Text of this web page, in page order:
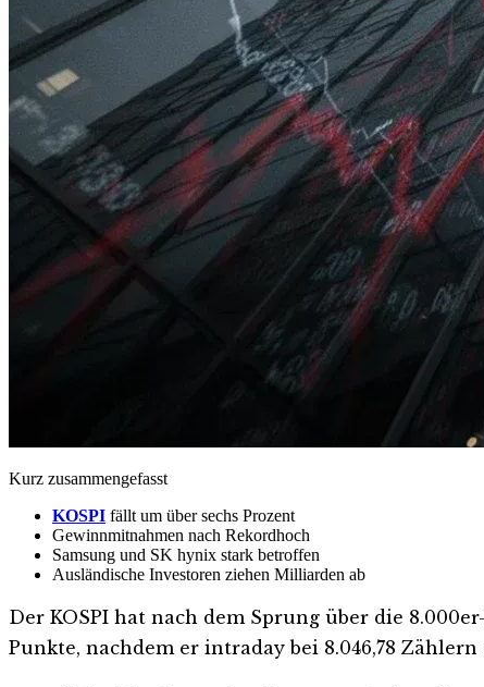
Kurz zusammengefasst
KOSPI fällt um über sechs Prozent
Gewinnmitnahmen nach Rekordhoch
Samsung und SK hynix stark betroffen
Ausländische Investoren ziehen Milliarden ab
Der KOSPI hat nach dem Sprung über die
Punkte, nachdem er intraday bei 8.046,78